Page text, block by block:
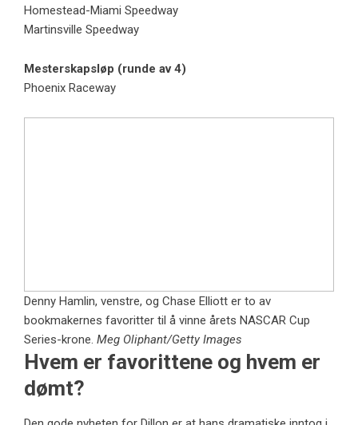
Homestead-Miami Speedway
Martinsville Speedway
Mesterskapsløp (runde av 4)
Phoenix Raceway
Denny Hamlin, venstre, og Chase Elliott er to av
bookmakernes favoritter til å vinne årets NASCAR Cup
Series-krone. Meg Oliphant/Getty Images
Hvem er favorittene og hvem er
dømt?